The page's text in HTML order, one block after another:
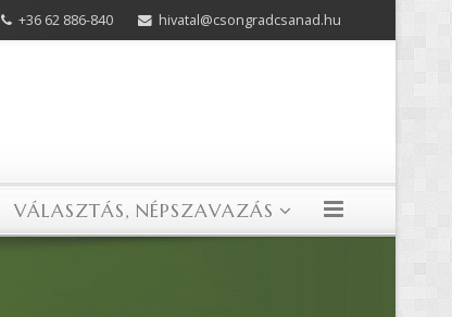
+36 62 886-840 hivatal@csongradcsanad.hu
VÁLASZTÁS, NÉPSZAVAZÁS